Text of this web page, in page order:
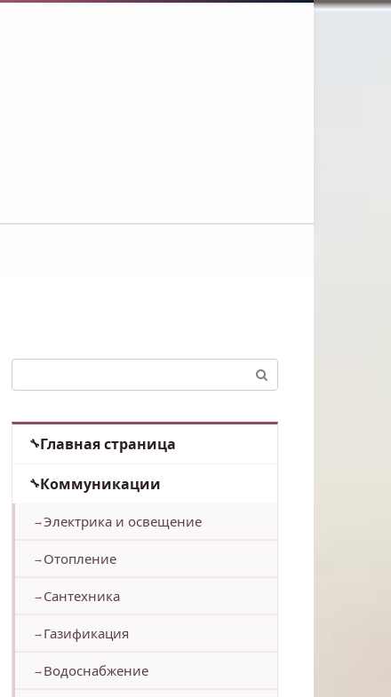
Главная страница
Коммуникации
Электрика и освещение
Отопление
Сантехника
Газификация
Водоснабжение